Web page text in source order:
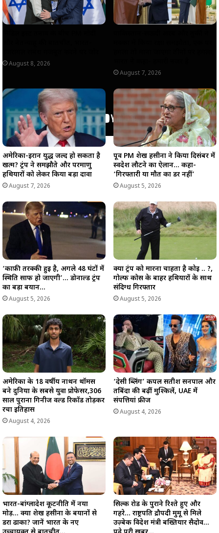
August 8, 2026
August 7, 2026
अमेरिका-ईरान युद्ध जल्द हो सकता है
खत्म? ट्रंप ने समझौते और परमाणु
हथियारों को लेकर किया बड़ा दावा
August 7, 2026
पूर्व PM शेख हसीना ने किया दिसंबर में
स्वदेश लौटने का ऐलान… कहा-
‘गिरफ्तारी या मौत का डर नहीं’
August 5, 2026
‘काफ़ी तरक्की हुई है, अगले 48 घंटों में
स्थिति साफ हो जाएगी’… डोनाल्ड ट्रंप
का बड़ा बयान…
August 5, 2026
क्या ट्रंप को मारना चाहता है कोई .. ?,
गोल्फ कोर्स के बाहर हथियारों के साथ
संदिग्ध गिरफ्तार
August 5, 2026
अमेरिका के 18 वर्षीय नाथन थॉमस
बने दुनिया के सबसे युवा प्रोफेसर,306
साल पुराना गिनीज वर्ल्ड रिकॉर्ड तोड़कर
रचा इतिहास
August 4, 2026
‘देसी ब्लिंग’ कपल सतीश सनपाल और
तबिंदा की बढ़ीं मुश्किलें, UAE में
संपत्तियां फ्रीज
August 4, 2026
भारत-बांग्लादेश कूटनीति में नया
मोड़… क्या शेख हसीना के बयानों से
डरा ढाका? जानें भारत के नए
सिल्क रोड के पुराने रिश्ते हुए और
गहरे… राष्ट्रपति द्रौपदी मुर्मू से मिले
उज़्बेक विदेश मंत्री बख्तियार सैदोव…